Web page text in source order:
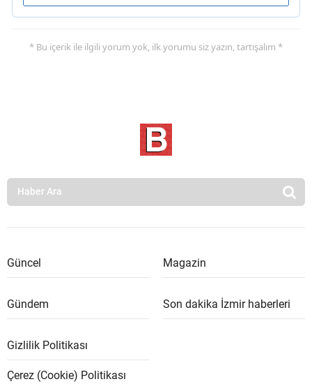
* Bu içerik ile ilgili yorum yok, ilk yorumu siz yazın, tartışalım *
Güncel Magazin
Gündem Son dakika İzmir haberleri
Gizlilik Politikası
Çerez (Cookie) Politikası